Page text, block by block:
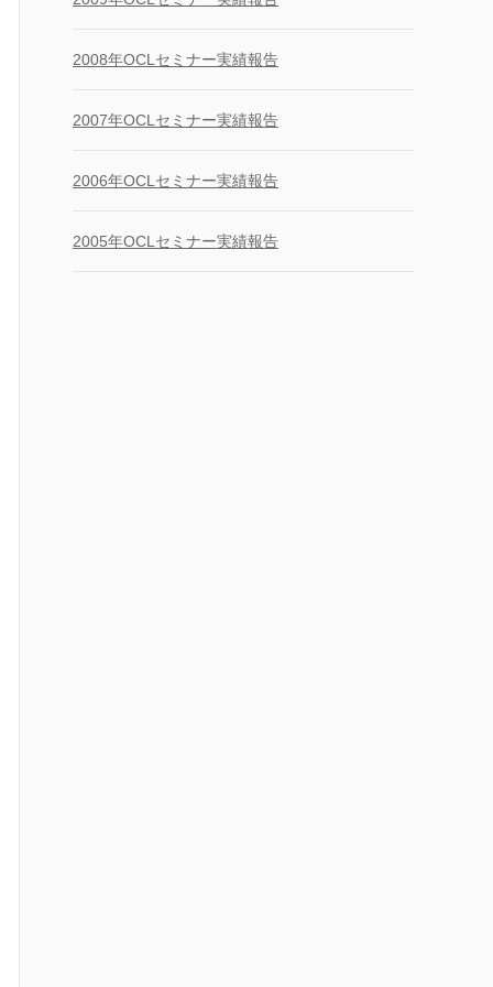
2008年OCLセミナー実績報告
2007年OCLセミナー実績報告
2006年OCLセミナー実績報告
2005年OCLセミナー実績報告